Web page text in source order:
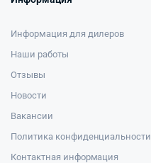
Информация для дилеров
Наши работы
Отзывы
Новости
Вакансии
Политика конфиденциальности
Контактная информация